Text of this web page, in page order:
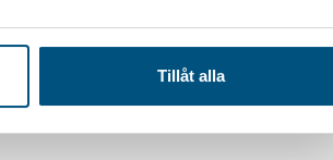
Tillåt alla